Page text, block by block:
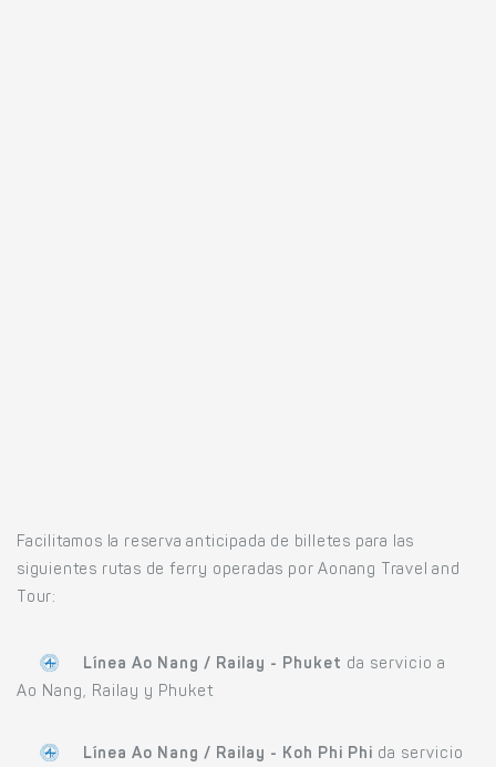
Facilitamos la reserva anticipada de billetes para las
siguientes rutas de ferry operadas por Aonang Travel and
Tour:
Línea Ao Nang / Railay - Phuket da servicio a
Ao Nang, Railay y Phuket
Línea Ao Nang / Railay - Koh Phi Phi da servicio